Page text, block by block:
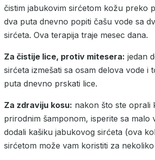
čistim jabukovim sirćetom kožu preko
dva puta dnevno popiti čašu vode sa
sirćeta. Ova terapija traje mesec dana.
Za čistije lice, protiv mitesera: jedan
sirćeta izmešati sa osam delova vode i
puta dnevno prskati lice.
Za zdraviju kosu: nakon što ste oprali
prirodnim šamponom, isperite sa malo
dodali kašiku jabukovog sirćeta (ova
sirćetom može vam koristiti za